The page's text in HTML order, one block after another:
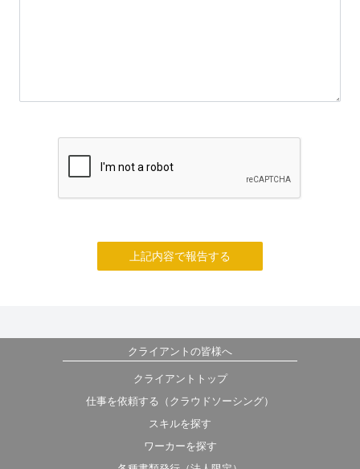
上記内容で報告する
クライアントの皆様へ
クライアントトップ
仕事を依頼する（クラウドソーシング）
スキルを探す
ワーカーを探す